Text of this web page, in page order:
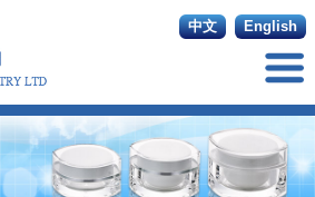
English
中文